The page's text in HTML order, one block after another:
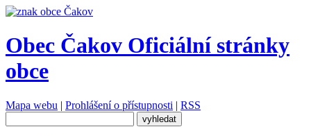
Obec Čakov Oficiální stránky
obce
Mapa webu | Prohlášení o přístupnosti | RSS